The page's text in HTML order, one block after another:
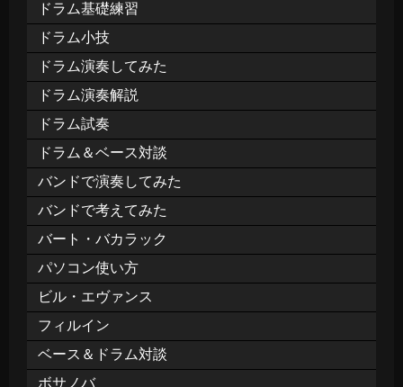
ドラム基礎練習
ドラム小技
ドラム演奏してみた
ドラム演奏解説
ドラム試奏
ドラム＆ベース対談
バンドで演奏してみた
バンドで考えてみた
バート・バカラック
パソコン使い方
ビル・エヴァンス
フィルイン
ベース＆ドラム対談
ボサノバ